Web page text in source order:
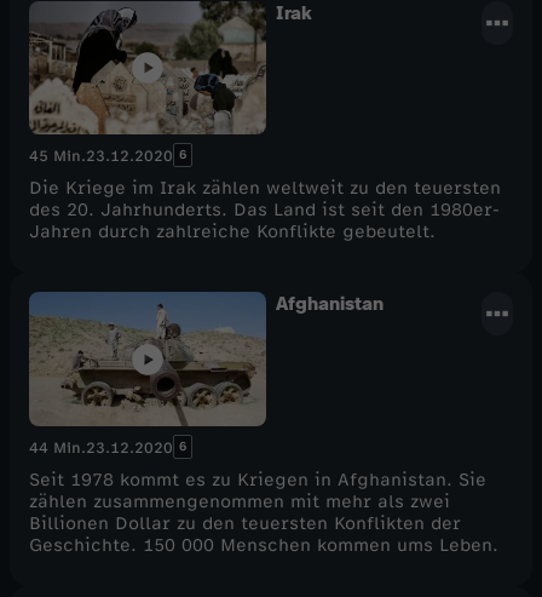
Irak
45 Min.23.12.2020 6
Die Kriege im Irak zählen weltweit zu den teuersten
des 20. Jahrhunderts. Das Land ist seit den 1980er-
Jahren durch zahlreiche Konflikte gebeutelt.
Afghanistan
44 Min.23.12.2020 6
Seit 1978 kommt es zu Kriegen in Afghanistan. Sie
zählen zusammengenommen mit mehr als zwei
Billionen Dollar zu den teuersten Konflikten der
Geschichte. 150 000 Menschen kommen ums Leben.